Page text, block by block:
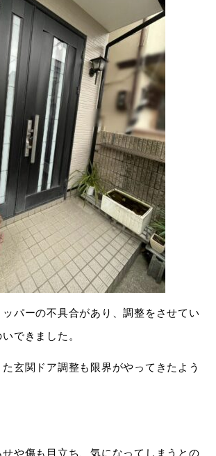
パーの不具合があり、調整をさせてい
できました。
玄関ドア調整も限界がやってきたよう
や傷も目立ち、気になってしまうとの